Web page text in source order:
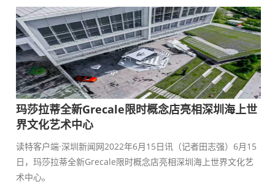
玛莎拉蒂全新Grecale限时概念店亮相深圳海上世
界文化艺术中心
读特客户端·深圳新闻网2022年6月15日讯（记者田志强）6月15
日，玛莎拉蒂全新Grecale限时概念店亮相深圳海上世界文化艺
术中心。